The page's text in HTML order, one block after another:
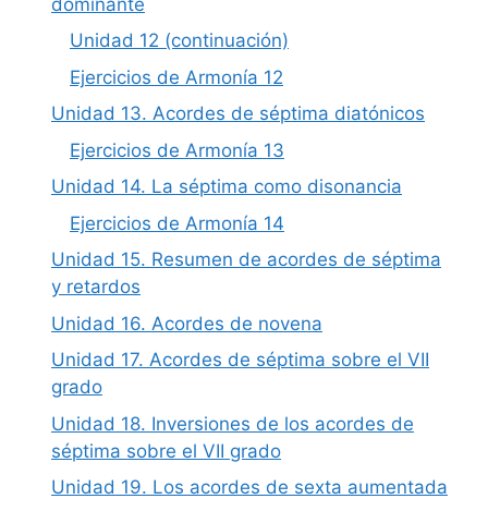
Unidad 12 (continuación)
Ejercicios de Armonía 12
Unidad 13. Acordes de séptima diatónicos
Ejercicios de Armonía 13
Unidad 14. La séptima como disonancia
Ejercicios de Armonía 14
Unidad 15. Resumen de acordes de séptima
y retardos
Unidad 16. Acordes de novena
Unidad 17. Acordes de séptima sobre el VII
grado
Unidad 18. Inversiones de los acordes de
séptima sobre el VII grado
Unidad 19. Los acordes de sexta aumentada